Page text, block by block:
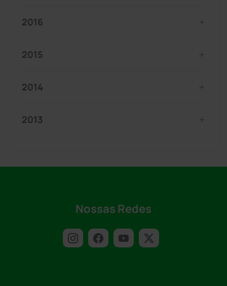
2016
2015
2014
2013
Nossas Redes